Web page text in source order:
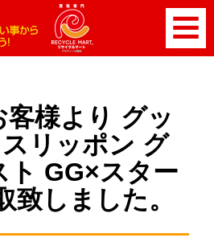
様より グッ
リッポン グ
ト GG×スター
致しました。